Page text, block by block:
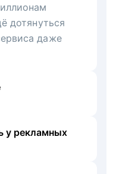
дотянуться
даже
у рекламных